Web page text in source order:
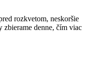
rozkvetom, neskoršie
denne, čím viac